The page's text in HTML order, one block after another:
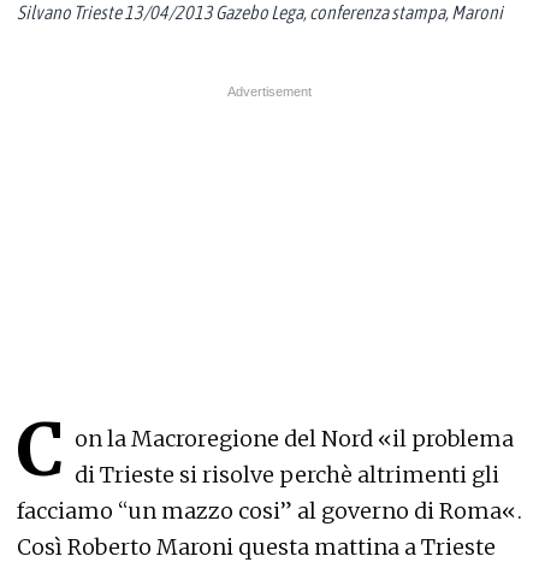
Silvano Trieste 13/04/2013 Gazebo Lega, conferenza stampa, Maroni
C on la Macroregione del Nord «il problema
di Trieste si risolve perchè altrimenti gli
facciamo “un mazzo cosi” al governo di Roma«.
Così Roberto Maroni questa mattina a Trieste